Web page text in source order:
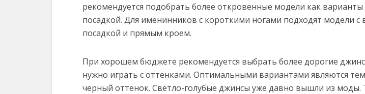
рекомендуется подобрать более откровенные модели как варианты
посадкой. Для именинников с короткими ногами подходят модели с
посадкой и прямым кроем.
При хорошем бюджете рекомендуется выбрать более дорогие
нужно играть с оттенками. Оптимальными вариантами являются
черный оттенок. Светло-голубые джинсы уже давно вышли из